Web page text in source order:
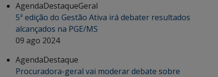
AgendaDestaqueGeral
5ª edição do Gestão Ativa irá debater resultados
alcançados na PGE/MS
09 ago 2024
AgendaDestaque
Procuradora-geral vai moderar debate sobre